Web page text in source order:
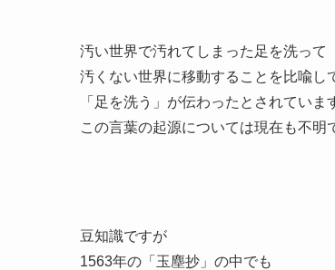
汚い世界で汚れてしまった足を洗って
汚くない世界に移動することを比喩し
「足を洗う」が伝わったとされていま
この言葉の起源については現在も不明
豆知識ですが
1563年の「玉塵抄」の中でも